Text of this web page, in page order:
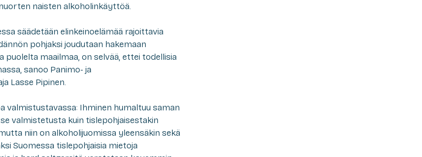
naisten alkoholinkäyttöä.
säädetään elinkeinoelämää rajoittavia
pohjaksi joudutaan hakemaan
maailmaa, on selvää, ettei todellisia
sanoo Panimo- ja
Lasse Pipinen.
valmistustavassa: Ihminen humaltuu saman
valmistetusta kuin tislepohjaisestakin
niin on alkoholijuomissa yleensäkin sekä
Suomessa tislepohjaisia mietoja